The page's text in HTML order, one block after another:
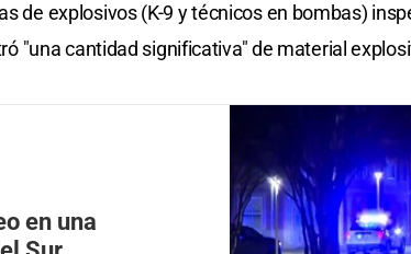
de explosivos (K-9 y técnicos en bombas)
"una cantidad significativa" de material
en una